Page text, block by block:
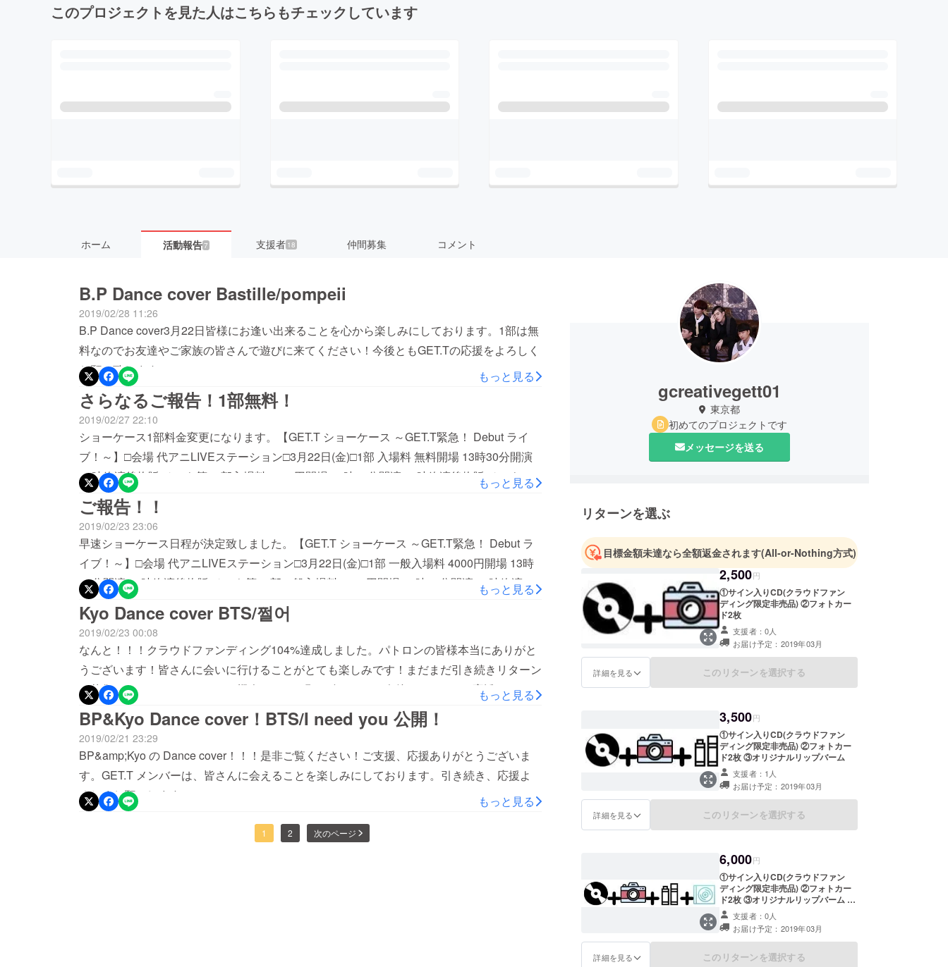
このプロジェクトを見た人はこちらもチェックしています
ホーム 活動報告7 支援者 18 仲間募集 コメント
B.P Dance cover Bastille/pompeii
2019/02/28 11:26
B.P Dance cover3月22日皆様にお逢い出来ることを心から楽しみにしております。1部は無
料なのでお友達やご家族の皆さんで遊びに来てください！今後ともGET.Tの応援をよろしく
お願い致します。
もっと見る
さらなるご報告！1部無料！
2019/02/27 22:10
ショーケース1部料金変更になります。【GET.T ショーケース ～GET.T緊急！ Debut ライ
ブ！～】□会場 代アニLIVEステーション□3月22日(金)□1部 入場料 無料開場 13時30分開演
14時終演後物販 チェキ等□2部入場料 4000円開場 18時30分開演 19時終演後物販 チェキ等
パトロン様専用席を最前列に設けます。お好きな席におすわり下さい。二部制にさせて頂き
ました。パトロン様は1部2部、どちらも最前席を設けます。ショーケース招待券は2部で使
えます。今後ともGET.Tの応援をよろしくお願い致します。
もっと見る
ご報告！！
2019/02/23 23:06
早速ショーケース日程が決定致しました。【GET.T ショーケース ～GET.T緊急！ Debut ラ
イブ！～】□会場 代アニLIVEステーション□3月22日(金)□1部 一般入場料 4000円開場 13時
30分開演 14時終演後物販 チェキ等□2部一般入場料 4000円開場 18時30分開演 19時終演後
物販 チェキ等パトロン様専用席を最前列に設けます。お好きな席におすわり下さい。二部
制にさせて頂きました。パトロン様は1部か2部どちらでも最前席を設けます。ショーケー
ス招待券はどちらかで使えます。今後ともGET.Tの応援をよろしくお願い致します。
もっと見る
Kyo Dance cover BTS/쩔어
2019/02/23 00:08
なんと！！！クラウドファンディング104%達成しました。パトロンの皆様本当にありがと
うございます！皆さんに会いに行けることがとても楽しみです！まだまだ引き続きリターン
の募集はしていますので、この機会にぜひお願い致します。今後ともGET.Tの応援をよろし
くお願い致します。SHOWROOMも行っていく予定なので、ぜひ見てください。
もっと見る
BP&Kyo Dance cover！BTS/I need you 公開！
2019/02/21 23:29
BP&amp;Kyo の Dance cover！！！是非ご覧ください！ご支援、応援ありがとうございま
す。GET.T メンバーは、皆さんに会えることを楽しみにしております。引き続き、応援よ
ろしくお願いします。
もっと見る
1 2 次のページ
gcreativegett01
東京都
初めてのプロジェクトです
メッセージを送る
リターンを選ぶ
目標金額未達なら全額返金されます(All-or-Nothing方式)
2,500円
①サイン入りCD(クラウドファン
ディング限定非売品) ②フォトカー
ド2枚
支援者：0人
お届け予定：2019年03月
詳細を見る このリターンを選択する
3,500円
①サイン入りCD(クラウドファン
ディング限定非売品) ②フォトカー
ド2枚 ③オリジナルリップバーム
支援者：1人
お届け予定：2019年03月
詳細を見る このリターンを選択する
6,000円
①サイン入りCD(クラウドファン
ディング限定非売品) ②フォトカー
ド2枚 ③オリジナルリップバーム ④
感謝動画
支援者：0人
お届け予定：2019年03月
詳細を見る このリターンを選択する